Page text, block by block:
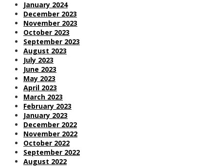
January 2024
December 2023
November 2023
October 2023
September 2023
August 2023
July 2023
June 2023
May 2023
April 2023
March 2023
February 2023
January 2023
December 2022
November 2022
October 2022
September 2022
August 2022